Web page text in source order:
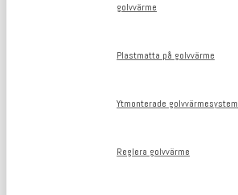
golvvärme
Plastmatta på golvvärme
Ytmonterade golvvärmesystem
Reglera golvvärme